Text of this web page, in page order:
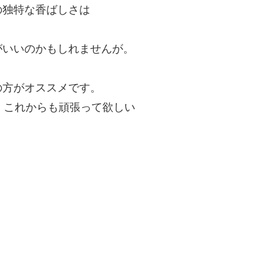
特な香ばしさは
いのかもしれませんが。
がオススメです。
れからも頑張って欲しい